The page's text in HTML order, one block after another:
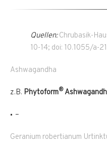
Quellen:Chrubasik-
10-14; doi: 10.1055/a-
Ashwagandha
z.B. Phytoform®
–
Geranium robertianum